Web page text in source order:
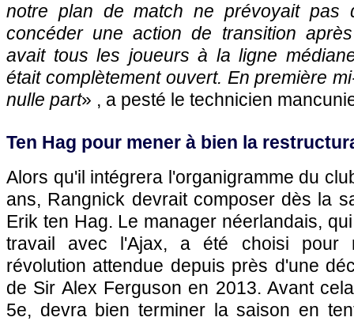
notre plan de match ne prévoyait pas
concéder une action de transition
avait tous les joueurs à la ligne
était complètement ouvert. En première
nulle part» , a pesté le technicien
Ten Hag pour mener à bien la
Alors qu'il intégrera l'organigramme du
ans, Rangnick devrait composer dès la
Erik ten Hag. Le manager néerlandais,
travail avec l'Ajax, a été choisi pour
révolution attendue depuis près d'une
de Sir Alex Ferguson en 2013. Avant
5e, devra bien terminer la saison en